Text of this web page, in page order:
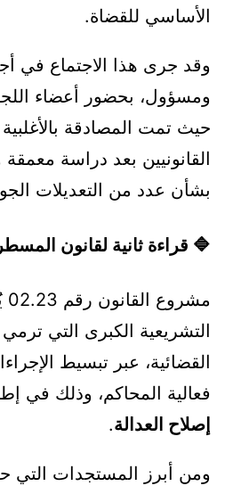
الأساسي للقضاة.
وقد جرى هذا الاجتماع في
ومسؤول، بحضور أعضاء
حيث تمت المصادقة
القانونيين بعد دراسة
بشأن عدد من التعديلات
🔷 قراءة ثانية لقانون
التشريعية الكبرى التي
القضائية، عبر تبسيط
فعالية المحاكم، وذلك في
إصلاح العدالة.
ومن أبرز المستجدات التي